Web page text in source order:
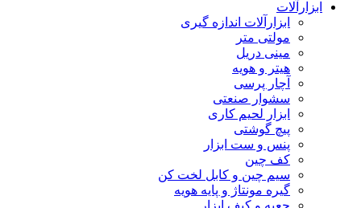
ابزارآلات
ابزارآلات اندازه گیری
مولتی متر
مینی دریل
هیتر و هویه
آچار پرسی
سشوار صنعتی
ابزار لحیم کاری
پیچ گوشتی
پنس و ست ابزار
کف چین
سیم چین و کابل لخت کن
گیره مونتاژ و پایه هویه
جعبه و کیف ابزار